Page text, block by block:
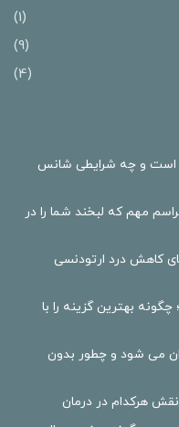
(1)
(9)
(4)
است و چه شرایطی شانس
مهم که لبخند شما را در
کاهش درد ارتودنسی
بهترین گزینه را با
می شود و چطور بدون
هرکدام در درمان